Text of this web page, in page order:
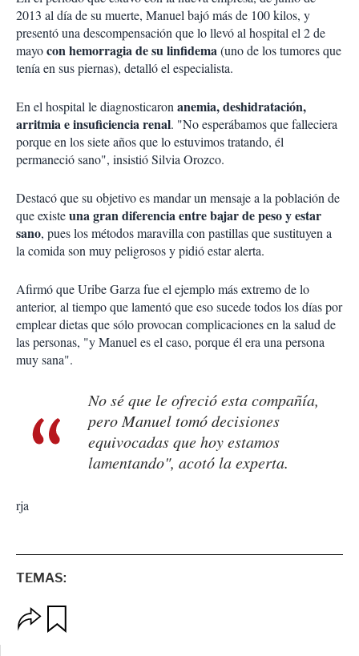
2013 al día de su muerte, Manuel bajó más de 100 kilos, y
presentó una descompensación que lo llevó al hospital el 2 de
mayocon hemorragia de su linfidema(uno de los tumores que
tenía en sus piernas), detalló el especialista.
En el hospital le diagnosticaronanemia, deshidratación,
arritmia e insuficiencia renal. "No esperábamos que falleciera
porque en los siete años que lo estuvimos tratando, él
permaneció sano", insistió Silvia Orozco.
Destacó que su objetivo es mandar un mensaje a la población de
que existeuna gran diferencia entre bajar de peso y estar
sano, pues los métodos maravilla con pastillas que sustituyen a
la comida son muy peligrosos y pidió estar alerta.
Afirmó que Uribe Garza fue el ejemplo más extremo de lo
anterior, al tiempo que lamentó que eso sucede todos los días por
emplear dietas que sólo provocan complicaciones en la salud de
las personas, "y Manuel es el caso, porque él era una persona
muy sana".
No sé que le ofreció esta compañía,
pero Manuel tomó decisiones
equivocadas que hoy estamos
lamentando", acotó la experta.
rja
TEMAS: